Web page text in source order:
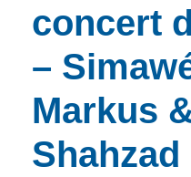
et d’animations
concert
–
Markus